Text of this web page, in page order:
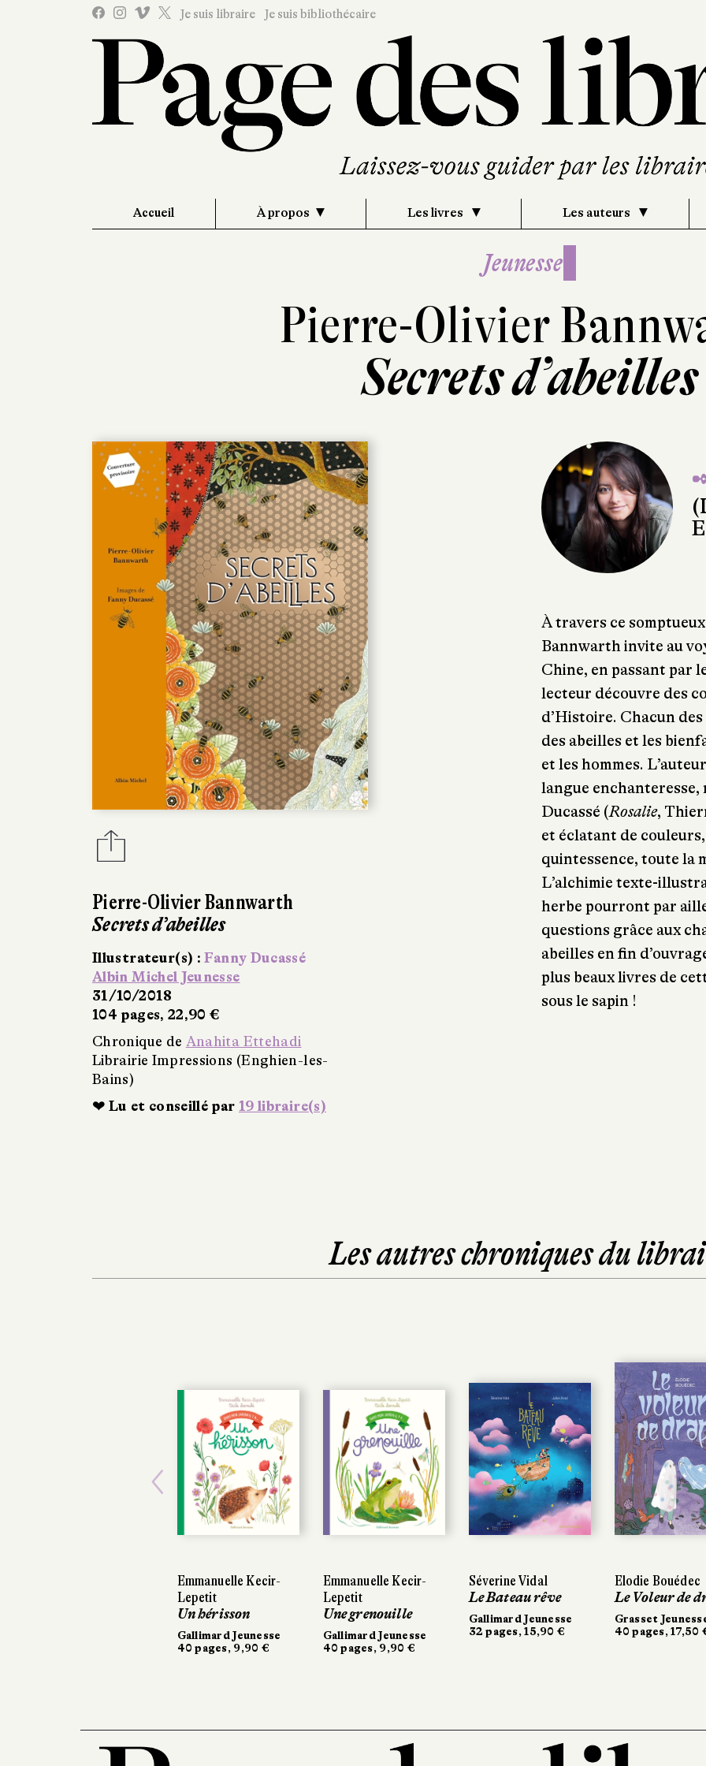
Je suis libraire Je suis bibliothécaire
Accueil À propos Les livres Les auteurs
Jeunesse
Pierre-Olivier
Secrets d’abeilles
Pierre-Olivier Bannwarth
Secrets d’abeilles
Illustrateur(s) :Fanny Ducassé
Albin Michel Jeunesse
31/10/2018
104 pages, 22,90 €
Chronique de Anahita Ettehadi
Librairie Impressions (Enghien-les-
Bains)
❤ Lu et conseillé par 19 libraire(s)
À travers ce
Bannwarth invite au
Chine, en passant par
lecteur découvre des
d’Histoire. Chacun
des abeilles et les
et les hommes.
langue enchanteresse,
Ducassé (Rosalie,
et éclatant de
quintessence, toute la
L’alchimie texte-
herbe pourront par
questions grâce aux
abeilles en fin
plus beaux livres de
sous le sapin !
Les autres chroniques du
Emmanuelle Kecir-
Lepetit
Un hérisson
Gallimard Jeunesse
40 pages, 9,90 €
Emmanuelle Kecir-
Lepetit
Une grenouille
Gallimard Jeunesse
40 pages, 9,90 €
Séverine Vidal
Le Bateau rêve
Gallimard Jeunesse
32 pages, 15,90 €
Elodie Bouédec
Le Voleur de
Grasset
40 pages, 17,50
Previous